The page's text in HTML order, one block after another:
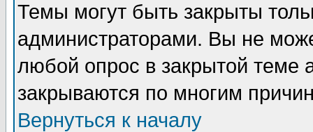
Темы могут быть закрыты
администраторами. Вы не
любой опрос в закрытой теме
закрываются по многим
Вернуться к началу